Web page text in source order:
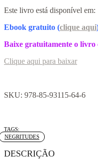
Este livro está disponível em:
Ebook gratuito (clique aqui
Baixe gratuitamente o livro
Clique aqui para baixar
SKU: 978-85-93115-64-6
Tag:
NEGRITUDES
DESCRIÇÃO